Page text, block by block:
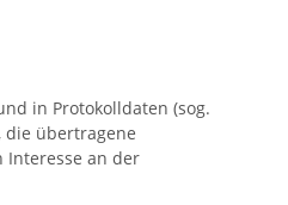
in Protokolldaten (sog.
die übertragene
Interesse an der